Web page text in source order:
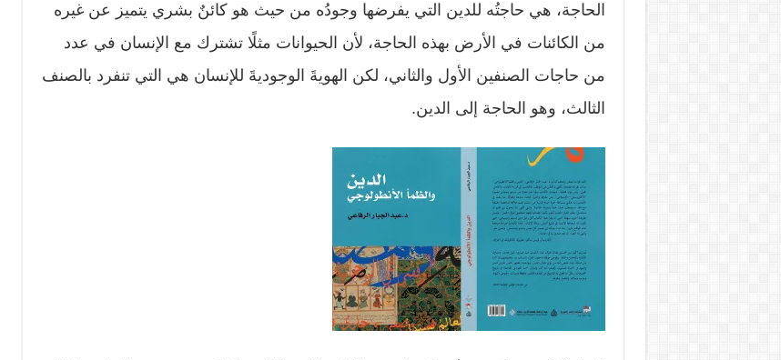
الحاجة، هي حاجتُه للدين التي يفرضها وجودُه من حيث هو كائنٌ بشري يتميز عن غيره
من الكائنات في الأرض بهذه الحاجة، لأن الحيوانات مثلًا تشترك مع الإنسان في عدد
من حاجات الصنفين الأول والثاني، لكن الهويةَ الوجوديةَ للإنسان هي التي تنفرد بالصنف
الثالث، وهو الحاجة إلى الدين.